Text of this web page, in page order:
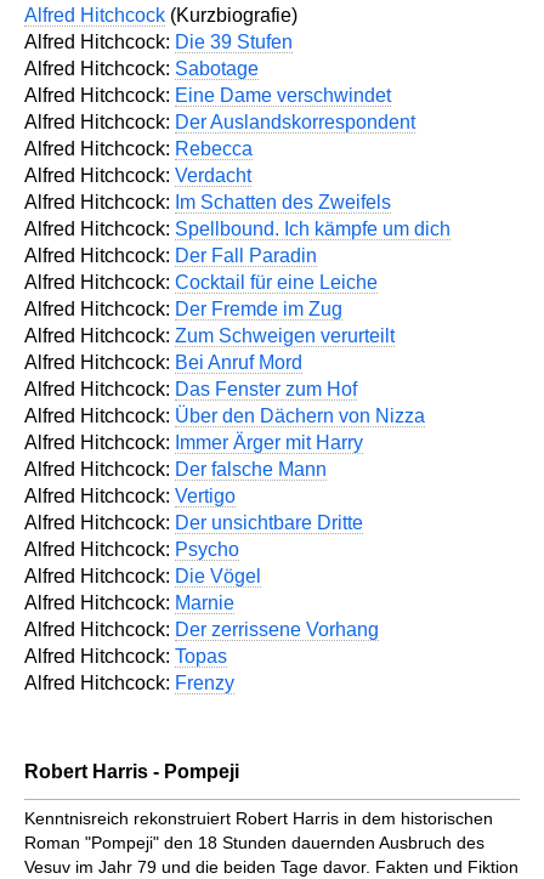
Alfred Hitchcock (Kurzbiografie)
Alfred Hitchcock: Die 39 Stufen
Alfred Hitchcock: Sabotage
Alfred Hitchcock: Eine Dame verschwindet
Alfred Hitchcock: Der Auslandskorrespondent
Alfred Hitchcock: Rebecca
Alfred Hitchcock: Verdacht
Alfred Hitchcock: Im Schatten des Zweifels
Alfred Hitchcock: Spellbound. Ich kämpfe um dich
Alfred Hitchcock: Der Fall Paradin
Alfred Hitchcock: Cocktail für eine Leiche
Alfred Hitchcock: Der Fremde im Zug
Alfred Hitchcock: Zum Schweigen verurteilt
Alfred Hitchcock: Bei Anruf Mord
Alfred Hitchcock: Das Fenster zum Hof
Alfred Hitchcock: Über den Dächern von Nizza
Alfred Hitchcock: Immer Ärger mit Harry
Alfred Hitchcock: Der falsche Mann
Alfred Hitchcock: Vertigo
Alfred Hitchcock: Der unsichtbare Dritte
Alfred Hitchcock: Psycho
Alfred Hitchcock: Die Vögel
Alfred Hitchcock: Marnie
Alfred Hitchcock: Der zerrissene Vorhang
Alfred Hitchcock: Topas
Alfred Hitchcock: Frenzy
Robert Harris - Pompeji
Kenntnisreich rekonstruiert Robert Harris in dem historischen
Roman "Pompeji" den 18 Stunden dauern­den Ausbruch des
Vesuv im Jahr 79 und die beiden Tage davor. Fakten und Fiktion